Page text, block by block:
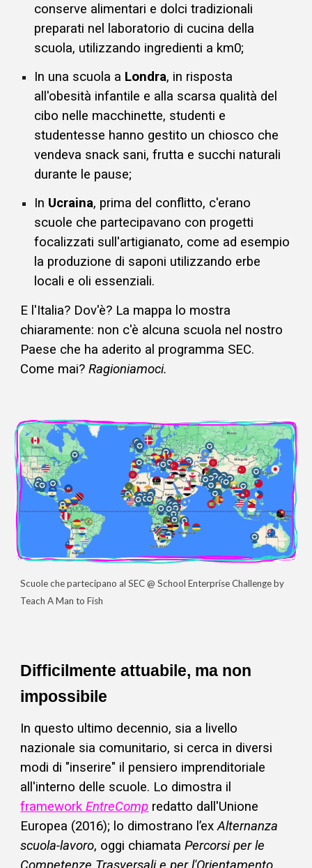
conserve alimentari e dolci tradizionali
preparati nel laboratorio di cucina della
scuola, utilizzando ingredienti a km0;
In una scuola a Londra, in risposta
all'obesità infantile e alla scarsa qualità del
cibo nelle macchinette, studenti e
studentesse hanno gestito un chiosco che
vendeva snack sani, frutta e succhi naturali
durante le pause;
In Ucraina, prima del conflitto, c'erano
scuole che partecipavano con progetti
focalizzati sull'artigianato, come ad esempio
la produzione di saponi utilizzando erbe
locali e oli essenziali.
E l'Italia? Dov'è? La mappa lo mostra
chiaramente: non c'è alcuna scuola nel nostro
Paese che ha aderito al programma SEC.
Come mai?Ragioniamoci.
Scuole che partecipano al SEC @ School Enterprise Challenge by
Teach A Man to Fish
Difficilmente attuabile, ma non
impossibile
In questo ultimo decennio, sia a livello
nazionale sia comunitario, si cerca in diversi
modi di "inserire" il pensiero imprenditoriale
all'interno delle scuole. Lo dimostra il
frameworkEntreComp redatto dall'Unione
Europea (2016); lo dimostrano l’exAlternanza
scuola-lavoro, oggi chiamataPercorsi per le